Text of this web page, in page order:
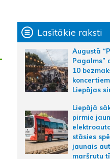
Lasītākie raksti
Augustā
Pagalms”
10
koncertiem
Liepājas
Liepājā
pirmie
stāsies
jaunais
maršrutu